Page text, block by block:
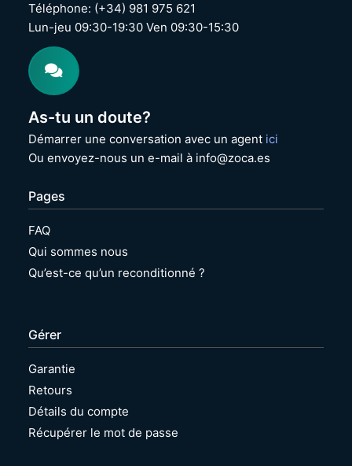
Téléphone: (+34) 981 975 621
Lun-jeu 09:30-19:30 Ven 09:30-15:30
As-tu un doute?
Démarrer une conversation avec un agent ici
Ou envoyez-nous un e-mail à info@zoca.es
Pages
FAQ
Qui sommes nous
Qu’est-ce qu’un reconditionné ?
Gérer
Garantie
Retours
Détails du compte
Récupérer le mot de passe